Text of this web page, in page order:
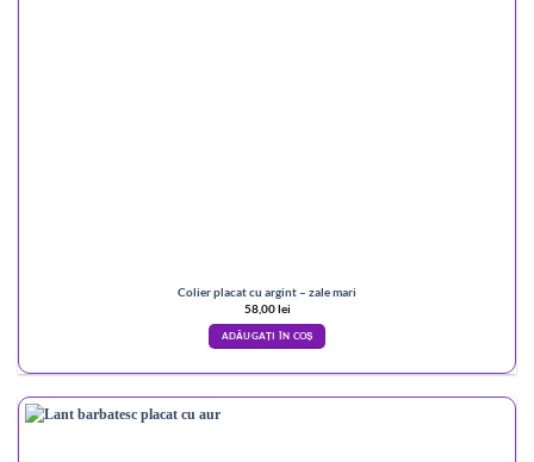
Colier placat cu argint – zale mari
58,00lei
ADĂUGAȚI ÎN COȘ